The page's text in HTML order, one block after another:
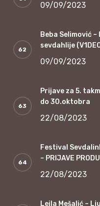
09/09/2023
Beba Selimović
sevdahlije
09/09/2023
Prijave za 5.
do 30.oktobra
22/08/2023
Festival
– PRIJAVE
22/08/2023
Lejla Mešalić –